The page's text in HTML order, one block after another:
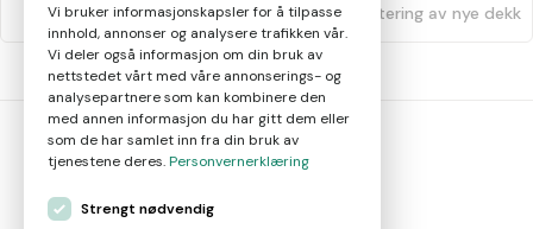
Oppbevaring av dekk Salg og montering av nye dekk
smart
Vi bruker informasjonskapsler for å tilpasse
innhold, annonser og analysere trafikken vår.
Vi deler også informasjon om din bruk av
nettstedet vårt med våre annonserings- og
analysepartnere som kan kombinere den
med annen informasjon du har gitt dem eller
som de har samlet inn fra din bruk av
tjenestene deres.Personvernerklæring
Strengt nødvendig